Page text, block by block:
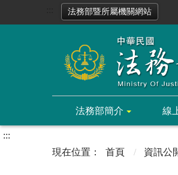
法務部暨所屬機關網站
法務部簡介 線
:::
首頁
資訊公